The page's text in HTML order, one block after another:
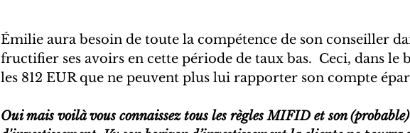
Émilie aura besoin de toute la compétence de son conseiller
fructifier ses avoirs en cette période de taux bas.  Ceci, dans le
les 812 EUR que ne peuvent plus lui rapporter son compte
Oui mais voilà vous connaissez tous les règles MIFID et son